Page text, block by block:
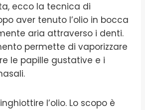
ecco la tecnica di
aver tenuto l’olio in bocca
aria attraverso i denti.
permette di vaporizzare
le papille gustative e i
l’olio. Lo scopo è